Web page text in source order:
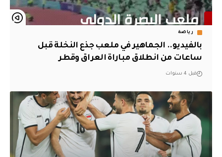
رياضة
بالفيديو.. الجماهير في ملعب جذع النخلة قبل
ساعات من انطلاق مباراة العراق وقطر
قبل 4 سنوات